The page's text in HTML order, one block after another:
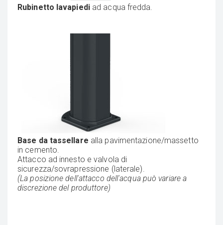
Rubinetto lavapiedi ad acqua fredda.
Base da tassellare alla pavimentazione/massetto
in cemento.
Attacco ad innesto e valvola di
sicurezza/sovrapressione (laterale).
(La posizione dell'attacco dell'acqua può variare a
discrezione del produttore)